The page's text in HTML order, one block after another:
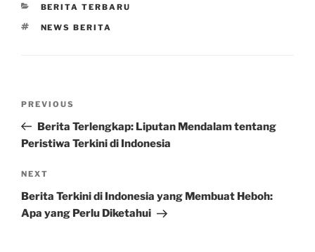
CATEGORIES
BERITA TERBARU
TAGS
NEWS BERITA
Previous
Post
PREVIOUS
Berita Terlengkap: Liputan Mendalam tentang
Peristiwa Terkini di Indonesia
Next
Post
NEXT
Berita Terkini di Indonesia yang Membuat Heboh:
Apa yang Perlu Diketahui